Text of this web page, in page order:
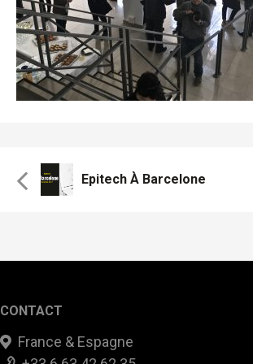
Epitech À Barcelone
CONTACT
France & Espagne